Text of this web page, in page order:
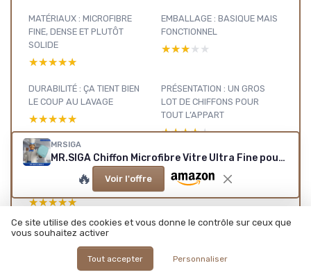
MATÉRIAUX : MICROFIBRE
FINE, DENSE ET PLUTÔT
SOLIDE
★★★★★
★★★★★
EMBALLAGE : BASIQUE MAIS
FONCTIONNEL
★★★★★
★★★★★
DURABILITÉ : ÇA TIENT BIEN
LE COUP AU LAVAGE
★★★★★
★★★★★
PRÉSENTATION : UN GROS
LOT DE CHIFFONS POUR
TOUT L’APPART
★★★★★
★★★★★
EFFICACITÉ : ÇA NETTOIE BIEN,
SURTOUT LES VITRES ET
★★★★★
★★★★★
Accessoires : voir
MRSIGA
MR.SIGA Chiffon Microfibre Vitre Ultra Fine pour Verre, Chiffon Vitre sans Trace Lavable à Machine, Lot de 12, Dimensions 35 x 40 cm Lot de 12 - 35 x 40 cm
🔥 Voir l'offre
Ce site utilise des cookies et vous donne le contrôle sur ceux que
vous souhaitez activer
Tout accepter Personnaliser